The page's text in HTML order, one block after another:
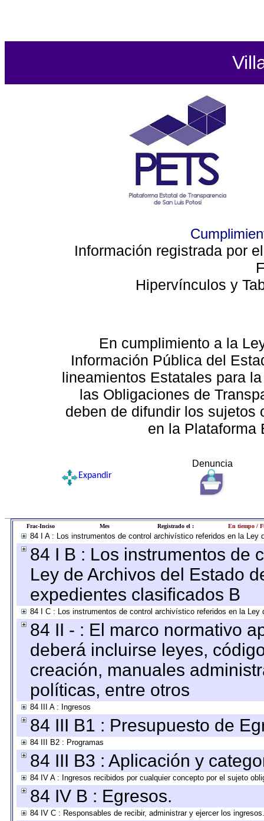
Información registrada por
Hipervínculos y
En cumplimiento a la
Información Pública del
lineamientos Estatales para
las Obligaciones de
deben de difundir los sujetos
en la Plataforma
Denuncia
Expandir
Frac-Inciso Mes Registrado el : En tiempo /
84 I A : Los instrumentos de control archivístico referidos en la
84 I B : Los instrumentos de
Ley de Archivos del Estado
expedientes clasificados B
84 I C : Los instrumentos de control archivístico referidos en la
84 II - : El marco normativo
deberá incluirse leyes,
creación, manuales
políticas, entre otros
84 III A : Ingresos
84 III B1 : Presupuesto de
84 III B2 : Programas
84 III B3 : Aplicación y
84 IV A : Ingresos recibidos por cualquier concepto por el sujeto
84 IV B : Egresos.
84 IV C : Responsables de recibir, administrar y ejercer los ingresos.